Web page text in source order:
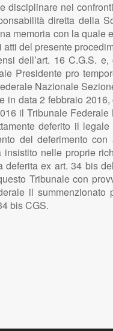
disciplinare nei
diretta della
memoria con la quale
del presente
dell’art. 16 C.G.S. e,
Presidente pro
Nazionale
in data 2 febbraio
il Tribunale
deferito il
del deferimento
nelle proprie
ex art. 34 bis
Tribunale con
il summenzionato
bis CGS.